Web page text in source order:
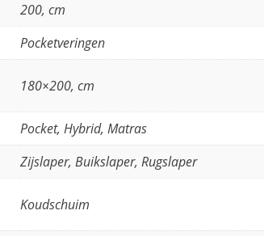
200, cm
Pocketveringen
180×200, cm
Pocket, Hybrid, Matras
Zijslaper, Buikslaper, Rugslaper
Koudschuim